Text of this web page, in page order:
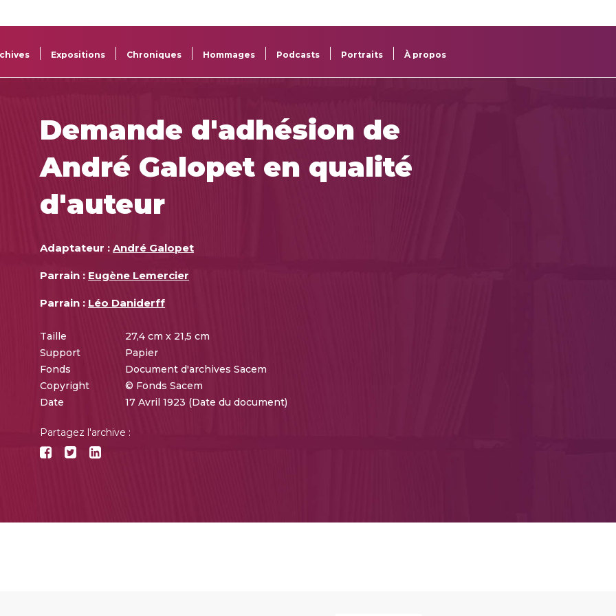
Sacem
projets
Sacem
des œuvres
Expositions Chroniques Hommages Podcasts Portraits À propos
Demande d'adhésion de
André Galopet en qualité
d'auteur
Adaptateur : André Galopet
Parrain : Eugène Lemercier
Parrain : Léo Daniderff
Taille
27,4 cm x 21,5 cm
Support
Papier
Fonds
Document d'archives Sacem
Copyright
© Fonds Sacem
Date
17 Avril 1923 (Date du document)
Partagez l'archive :